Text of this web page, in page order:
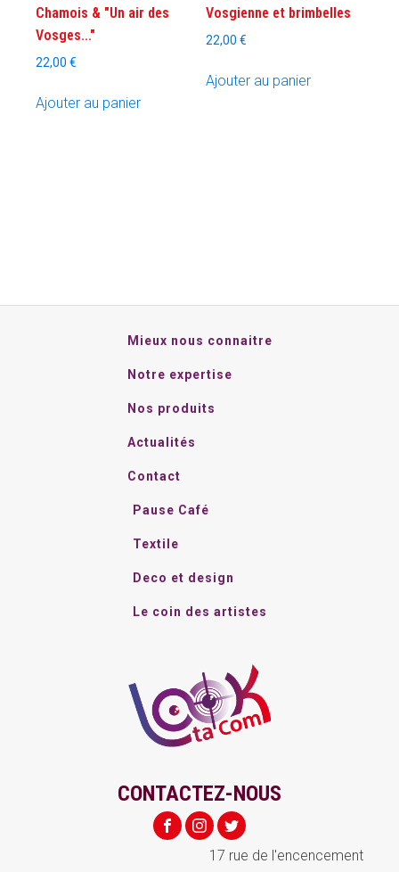
du
Chamois & "Un air des
Vosges..."
22,00 €
Ajouter au panier
Vosgienne et brimbelles
22,00€
Ajouter au panier
Mieux nous connaitre
Notre expertise
Nos produits
Actualités
Contact
Pause Café
Textile
Deco et design
Le coin des artistes
CONTACTEZ-NOUS
17 rue de l'encencement